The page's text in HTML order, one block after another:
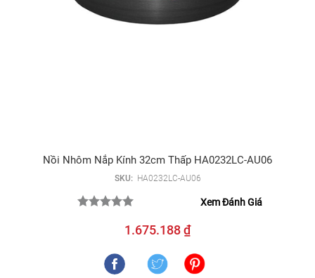
Nồi Nhôm Nắp Kính 32cm Thấp HA0232LC-AU06
SKU: HA0232LC-AU06
Xem Đánh Giá
1.675.188 ₫